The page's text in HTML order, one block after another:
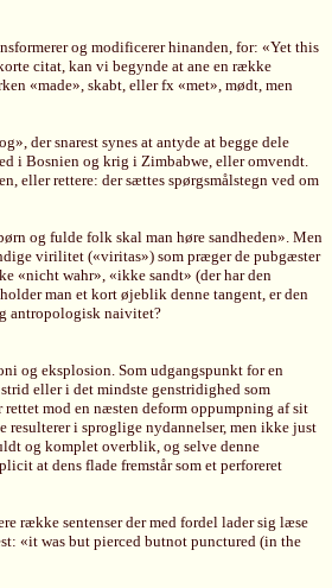
og modificerer hinanden, for: «Yet this
citat, kan vi begynde at ane en række
«made», skabt, eller fx «met», mødt, men
der snarest synes at antyde at begge dele
i Bosnien og krig i Zimbabwe, eller omvendt.
eller rettere: der sættes spørgsmålstegn ved om
og fulde folk skal man høre sandheden». Men
virilitet («viritas») som præger de pubgæster
«nicht wahr», «ikke sandt» (der har den
man et kort øjeblik denne tangent, er den
antropologisk naivitet?
og eksplosion. Som udgangspunkt for en
eller i det mindste genstridighed som
mod en næsten deform oppumpning af sit
i sproglige nydannelser, men ikke just
og komplet overblik, og selve denne
at dens flade fremstår som et perforeret
række sentenser der med fordel lader sig læse
«it was but pierced butnot punctured (in the